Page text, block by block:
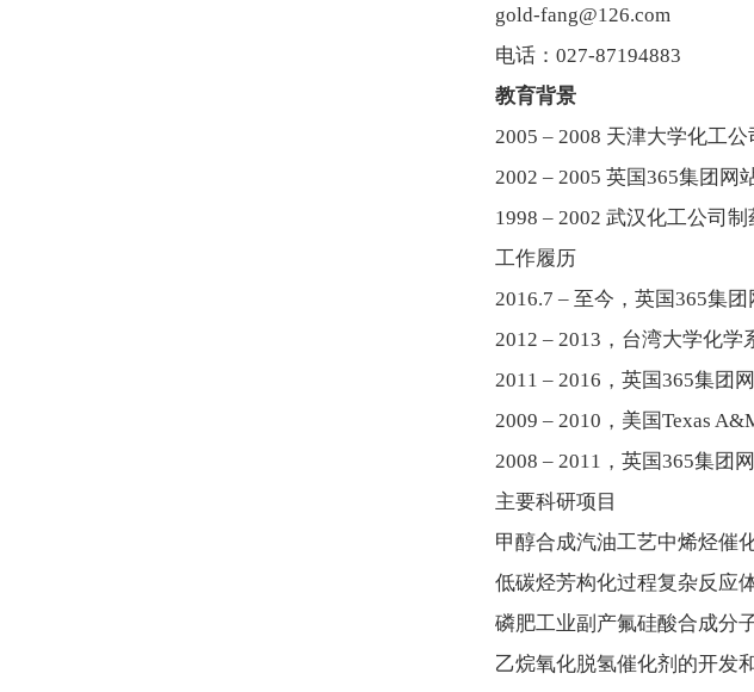
gold-fang@126.com
电话：027-87194883
教育背景
2005 – 2008 天津大学化工公
2002 – 2005 英国365集团网
1998 – 2002 武汉化工公司制
工作履历
2016.7 – 至今，英国365集团
2012 – 2013，台湾大学化学
2011 – 2016，英国365集团
2009 – 2010，美国Texas
2008 – 2011，英国365集团
主要科研项目
甲醇合成汽油工艺中烯烃催
低碳烃芳构化过程复杂反应
磷肥工业副产氟硅酸合成分
乙烷氧化脱氢催化剂的开发